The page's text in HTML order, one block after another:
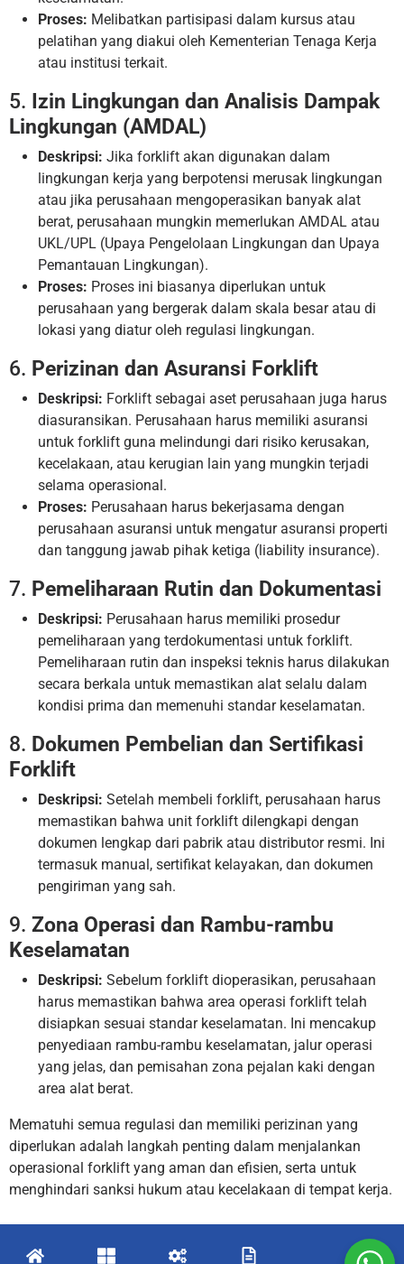
Proses: Melibatkan partisipasi dalam kursus atau
pelatihan yang diakui oleh Kementerian Tenaga Kerja
atau institusi terkait.
5. Izin Lingkungan dan Analisis Dampak
Lingkungan (AMDAL)
Deskripsi: Jika forklift akan digunakan dalam
lingkungan kerja yang berpotensi merusak lingkungan
atau jika perusahaan mengoperasikan banyak alat
berat, perusahaan mungkin memerlukan AMDAL atau
UKL/UPL (Upaya Pengelolaan Lingkungan dan Upaya
Pemantauan Lingkungan).
Proses: Proses ini biasanya diperlukan untuk
perusahaan yang bergerak dalam skala besar atau di
lokasi yang diatur oleh regulasi lingkungan.
6. Perizinan dan Asuransi Forklift
Deskripsi: Forklift sebagai aset perusahaan juga harus
diasuransikan. Perusahaan harus memiliki asuransi
untuk forklift guna melindungi dari risiko kerusakan,
kecelakaan, atau kerugian lain yang mungkin terjadi
selama operasional.
Proses: Perusahaan harus bekerjasama dengan
perusahaan asuransi untuk mengatur asuransi properti
dan tanggung jawab pihak ketiga (liability insurance).
7. Pemeliharaan Rutin dan Dokumentasi
Deskripsi: Perusahaan harus memiliki prosedur
pemeliharaan yang terdokumentasi untuk forklift.
Pemeliharaan rutin dan inspeksi teknis harus dilakukan
secara berkala untuk memastikan alat selalu dalam
kondisi prima dan memenuhi standar keselamatan.
8. Dokumen Pembelian dan Sertifikasi
Forklift
Deskripsi: Setelah membeli forklift, perusahaan harus
memastikan bahwa unit forklift dilengkapi dengan
dokumen lengkap dari pabrik atau distributor resmi. Ini
termasuk manual, sertifikat kelayakan, dan dokumen
pengiriman yang sah.
9. Zona Operasi dan Rambu-rambu
Keselamatan
Deskripsi: Sebelum forklift dioperasikan, perusahaan
harus memastikan bahwa area operasi forklift telah
disiapkan sesuai standar keselamatan. Ini mencakup
penyediaan rambu-rambu keselamatan, jalur operasi
yang jelas, dan pemisahan zona pejalan kaki dengan
area alat berat.
Mematuhi semua regulasi dan memiliki perizinan yang
diperlukan adalah langkah penting dalam menjalankan
operasional forklift yang aman dan efisien, serta untuk
menghindari sanksi hukum atau kecelakaan di tempat kerja.